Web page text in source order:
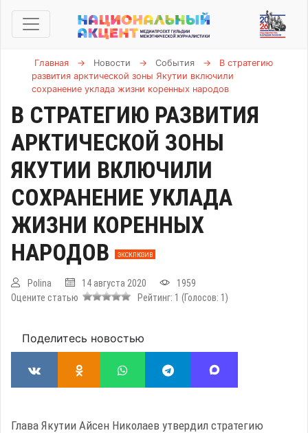
Главная → Новости → События →
В стратегию
развития арктической зоны Якутии включили
сохранение уклада жизни коренных народов
В СТРАТЕГИЮ РАЗВИТИЯ
АРКТИЧЕСКОЙ ЗОНЫ
ЯКУТИИ ВКЛЮЧИЛИ
СОХРАНЕНИЕ УКЛАДА
ЖИЗНИ КОРЕННЫХ
НАРОДОВ
ЭКСКЛЮЗИВ
Polina 14 августа 2020
1959
Оцените статью
Рейтинг: 1 (Голосов: 1 )
Поделитесь новостью
Глава Якутии Айсен Николаев утвердил стратегию